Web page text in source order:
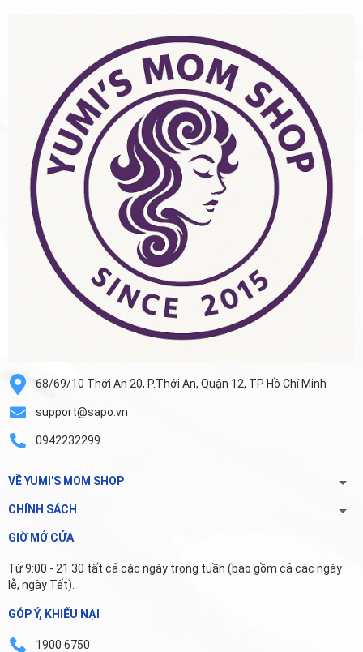
68/69/10 Thới An 20, P.Thới An, Quận 12, TP Hồ Chí Minh
support@sapo.vn
0942232299
VỀ YUMI'S MOM SHOP
CHÍNH SÁCH
GIỜ MỞ CỬA
Từ 9:00 - 21:30 tất cả các ngày trong tuần (bao gồm cả các ngày
lễ, ngày Tết).
GÓP Ý, KHIẾU NẠI
1900 6750